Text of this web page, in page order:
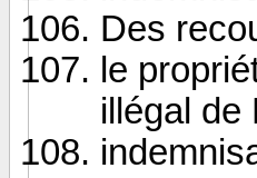
Des
le
illégal de